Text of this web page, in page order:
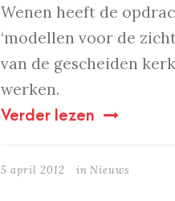
Wenen heeft de
‘modellen voor de
van de gescheiden
werken.
Verder lezen
5 april 2012 in Nieuws